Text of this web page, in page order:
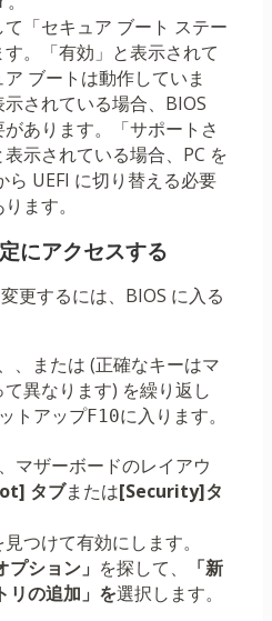
「セキュア ブート ステー
。「有効」と表示されて
ブートは動作していま
されている場合、BIOS
あります。「サポートさ
示されている場合、PC を
ら UEFI に切り替える必要
ます。
にアクセスする
更するには、BIOS に入る
、または (正確なキーはマ
異なります) を繰り返し
トアップF10に入ります。
マザーボードのレイアウ
タブまたは[Security]タ
見つけて有効にします。
プション」 を探して、
「新
リの追加」を選択します。